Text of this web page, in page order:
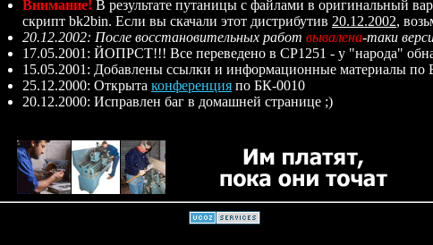
Внимание! В результате путаницы с файлами в оригинальный
скрипт bk2bin. Если вы скачали этот дистрибутив 20.12.2002,
20.12.2002: После восстановительных работ вывалена-таки
17.05.2001: ЙОПРСТ!!! Все переведено в CP1251 - у "народа"
15.05.2001: Добавлены ссылки и информационные материалы по
25.12.2000: Открыта конференция по БК-0010
20.12.2000: Исправлен баг в домашней странице ;)